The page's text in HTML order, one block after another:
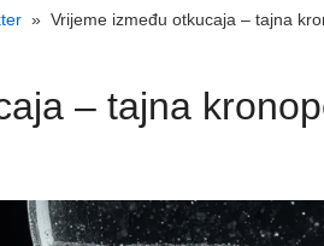
» Vrijeme između otkucaja – tajna
– tajna